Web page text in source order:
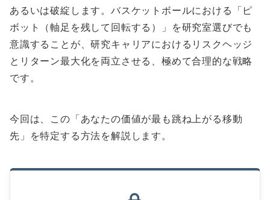
あるいは破綻します。バスケットボールにおける「ピ
ボット（軸足を残して回転する）」を研究室選びでも
意識することが、研究キャリアにおけるリスクヘッジ
とリターン最大化を両立させる、極めて合理的な戦略
です。
今回は、この「あなたの価値が最も跳ね上がる移動
先」を特定する方法を解説します。